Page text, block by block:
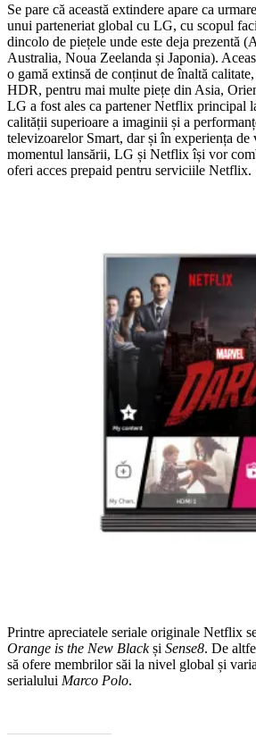
Se pare că această extindere apare ca
unui parteneriat global cu LG, cu scopul
dincolo de piețele unde este deja prezentă
Australia, Noua Zeelanda și Japonia).
o gamă extinsă de conținut de înaltă
HDR, pentru mai multe piețe din Asia,
LG a fost ales ca partener Netflix principal
calității superioare a imaginii și a
televizoarelor Smart, dar și în experiența
momentul lansării, LG și Netflix își vor
oferi acces prepaid pentru serviciile Netflix.
Printre apreciatele seriale originale Netflix
Orange is the New Blackși Sense8. De
să ofere membrilor săi la nivel global și
serialului Marco Polo.